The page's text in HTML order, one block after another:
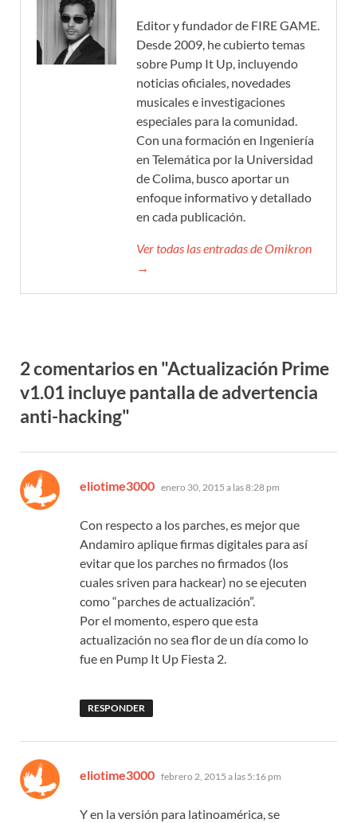
Editor y fundador de FIRE GAME.
Desde 2009, he cubierto temas
sobre Pump It Up, incluyendo
noticias oficiales, novedades
musicales e investigaciones
especiales para la comunidad.
Con una formación en Ingeniería
en Telemática por la Universidad
de Colima, busco aportar un
enfoque informativo y detallado
en cada publicación.
Ver todas las entradas de Omikron
→
2 comentarios en "Actualización Prime
v1.01 incluye pantalla de advertencia
anti-hacking"
eliotime3000 dice:
enero 30, 2015 a las 8:28 pm
Con respecto a los parches, es mejor que
Andamiro aplique firmas digitales para así
evitar que los parches no firmados (los
cuales sriven para hackear) no se ejecuten
como “parches de actualización”.
Por el momento, espero que esta
actualización no sea flor de un día como lo
fue en Pump It Up Fiesta 2.
RESPONDER
eliotime3000 dice:
febrero 2, 2015 a las 5:16 pm
Y en la versión para latinoamérica, se